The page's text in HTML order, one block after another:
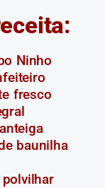
Ninho
fresco
baunilha